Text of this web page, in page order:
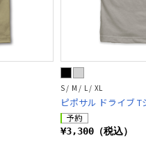
S / M / L / XL
ピポサル ドライブ T
¥3,300（税込）